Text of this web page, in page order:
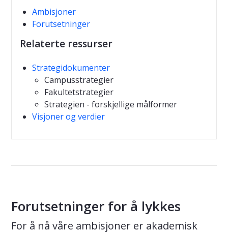
Ambisjoner
Forutsetninger
Relaterte ressurser
Strategidokumenter
Campusstrategier
Fakultetstrategier
Strategien - forskjellige målformer
Visjoner og verdier
Forutsetninger for å lykkes
For å nå våre ambisjoner er akademisk